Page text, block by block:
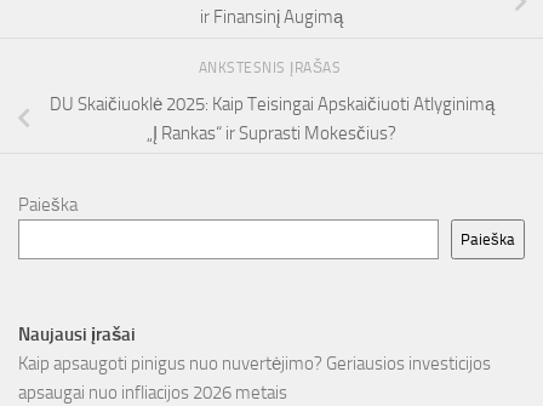
ir Finansinį Augimą
ANKSTESNIS ĮRAŠAS
DU Skaičiuoklė 2025: Kaip Teisingai Apskaičiuoti Atlyginimą
„Į Rankas“ ir Suprasti Mokesčius?
Paieška
Paieška
Naujausi įrašai
Kaip apsaugoti pinigus nuo nuvertėjimo? Geriausios investicijos
apsaugai nuo infliacijos 2026 metais